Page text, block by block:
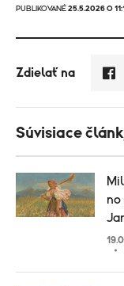
PUBLIKOVANÉ 25.5.2026 O
Zdielať na
Súvisiace
no